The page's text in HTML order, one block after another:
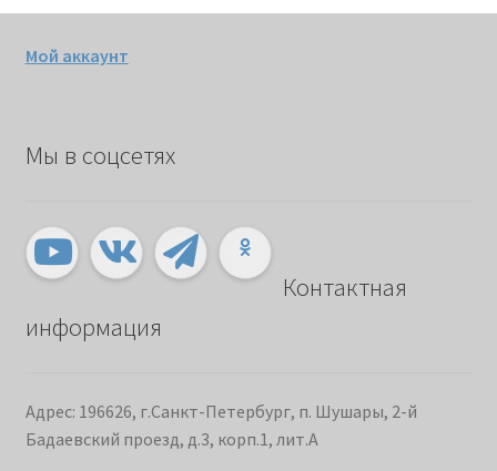
Мой аккаунт
Мы в соцсетях
Контактная
информация
Адрес: 196626, г.Санкт-Петербург, п. Шушары, 2-й
Бадаевский проезд, д.3, корп.1, лит.А